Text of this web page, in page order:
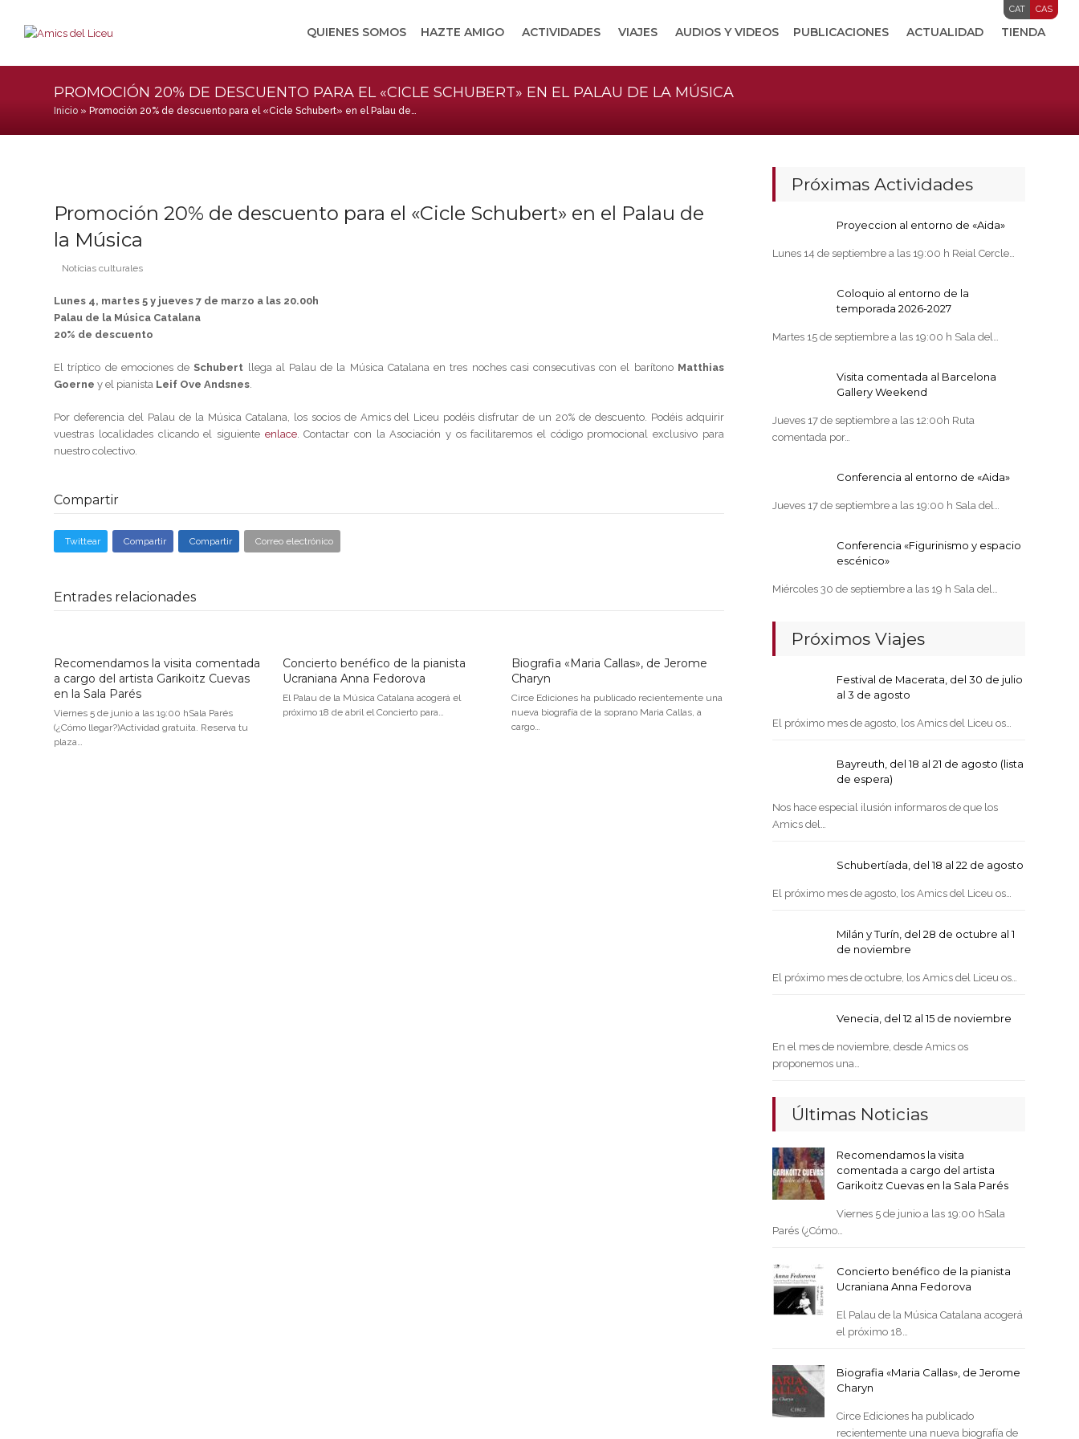
CAT CAS
QUIENES SOMOS HAZTE AMIGO ACTIVIDADES VIAJES AUDIOS Y VIDEOS PUBLICACIONES ACTUALIDAD TIENDA
PROMOCIÓN 20% DE DESCUENTO PARA EL «CICLE SCHUBERT» EN EL PALAU DE LA MÚSICA
Inicio » Promoción 20% de descuento para el «Cicle Schubert» en el Palau de…
Promoción 20% de descuento para el «Cicle Schubert» en el Palau de
la Música
Notícias culturales
Lunes 4, martes 5 y jueves 7 de marzo a las 20.00h
Palau de la Música Catalana
20% de descuento
El tríptico de emociones deSchubert llega al Palau de la Música Catalana en tres noches casi consecutivas con el barítono Matthias
Goerne y el pianista Leif Ove Andsnes.
Por deferencia del Palau de la Música Catalana, los socios de Amics del Liceu podéis disfrutar de un 20% de descuento. Podéis adquirir
vuestras localidades clicando el siguiente enlace. Contactar con la Asociación y os facilitaremos el código promocional exclusivo para
nuestro colectivo.
Compartir
Twittear Compartir Compartir Correo electrónico
Entrades relacionades
Recomendamos la visita comentada
a cargo del artista Garikoitz Cuevas
en la Sala Parés
Viernes 5 de junio a las 19:00 hSala Parés
(¿Cómo llegar?)Actividad gratuita. Reserva tu
plaza…
Concierto benéfico de la pianista
Ucraniana Anna Fedorova
El Palau de la Música Catalana acogerá el
próximo 18 de abril el Concierto para…
Biografia «Maria Callas», de Jerome
Charyn
Circe Ediciones ha publicado recientemente una
nueva biografía de la soprano Maria Callas, a
cargo…
Próximas Actividades
Proyeccion al entorno de «Aida»
Lunes 14 de septiembre a las 19:00 h Reial Cercle…
Coloquio al entorno de la
temporada 2026-2027
Martes 15 de septiembre a las 19:00 h Sala del…
Visita comentada al Barcelona
Gallery Weekend
Jueves 17 de septiembre a las 12:00h Ruta
comentada por…
Conferencia al entorno de «Aida»
Jueves 17 de septiembre a las 19:00 h Sala del…
Conferencia «Figurinismo y espacio
escénico»
Miércoles 30 de septiembre a las 19 h Sala del…
Próximos Viajes
Festival de Macerata, del 30 de julio
al 3 de agosto
El próximo mes de agosto, los Amics del Liceu os…
Bayreuth, del 18 al 21 de agosto (lista
de espera)
Nos hace especial ilusión informaros de que los
Amics del…
Schubertíada, del 18 al 22 de agosto
El próximo mes de agosto, los Amics del Liceu os…
Milán y Turín, del 28 de octubre al 1
de noviembre
El próximo mes de octubre, los Amics del Liceu os…
Venecia, del 12 al 15 de noviembre
En el mes de noviembre, desde Amics os
proponemos una…
Últimas Noticias
Recomendamos la visita
comentada a cargo del artista
Garikoitz Cuevas en la Sala Parés
Viernes 5 de junio a las 19:00 hSala
Parés (¿Cómo…
Concierto benéfico de la pianista
Ucraniana Anna Fedorova
El Palau de la Música Catalana acogerá
el próximo 18…
Biografia «Maria Callas», de Jerome
Charyn
Circe Ediciones ha publicado
recientemente una nueva biografía de